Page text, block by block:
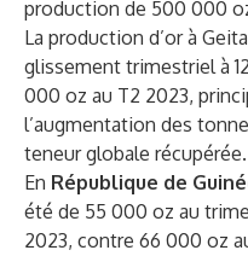
production de 500 000
La production d’or à
glissement trimestriel à
000 oz au T2 2023,
l’augmentation des
teneur globale récupérée.
En République de
été de 55 000 oz au
2023, contre 66 000 oz